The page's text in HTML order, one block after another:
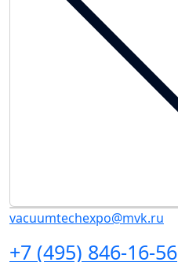
vacuumtechexpo@mvk.ru
+7 (495) 846-16-56